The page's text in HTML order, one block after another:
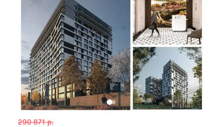
290 871 р.